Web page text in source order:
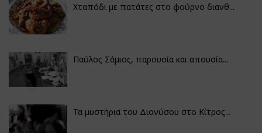
Χταπόδι με πατάτες στο φούρνο διανθ...
Παύλος Σάμιος, παρουσία και απουσία...
Τα μυστήρια του Διονύσου στο Κίτρος...